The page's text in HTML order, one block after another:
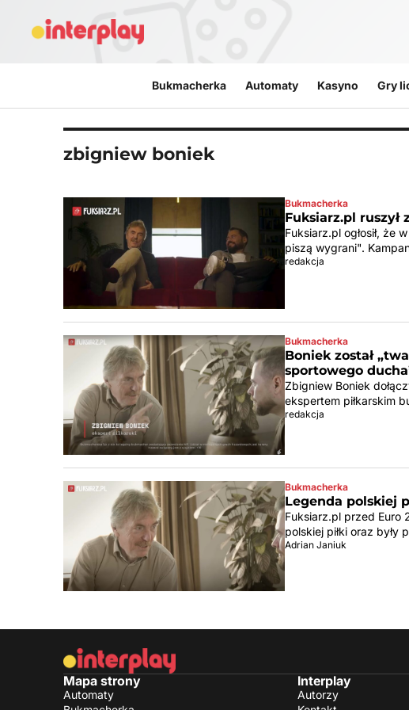
Bukmacherka Automaty Kasyno Gry
zbigniew boniek
Bukmacherka
Fuksiarz.pl ruszył
Fuksiarz.pl ogłosił, że
piszą wygrani".
redakcja
Bukmacherka
Boniek został
sportowego
Zbigniew Boniek
ekspertem piłkarskim
redakcja
Bukmacherka
Legenda polskiej
Fuksiarz.pl przed Euro
polskiej piłki oraz
Adrian Janiuk
Mapa strony
Automaty
Interplay
Autorzy